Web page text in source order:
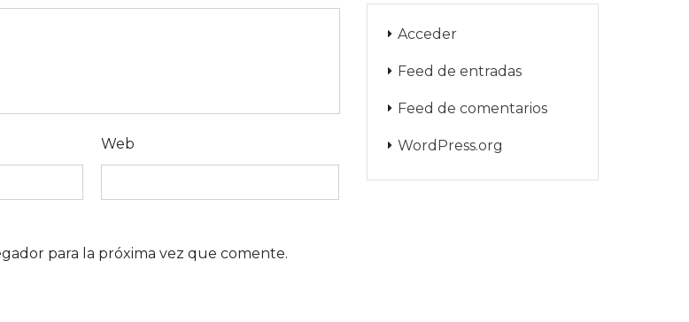
Web
para la próxima vez que comente.
Acceder
Feed de entradas
Feed de comentarios
WordPress.org